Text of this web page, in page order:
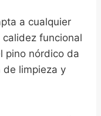
a cualquier
funcional
pino nórdico da
de limpieza y